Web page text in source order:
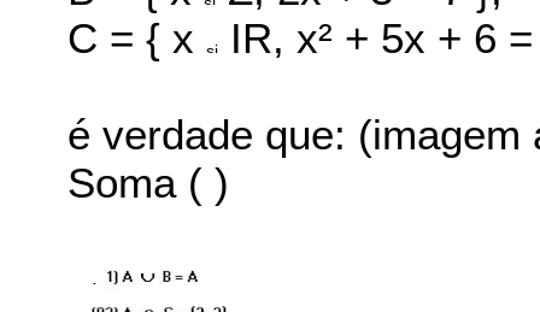
C = { x IR, x² + 5x + 6
é verdade que: (imagem
Soma ( )